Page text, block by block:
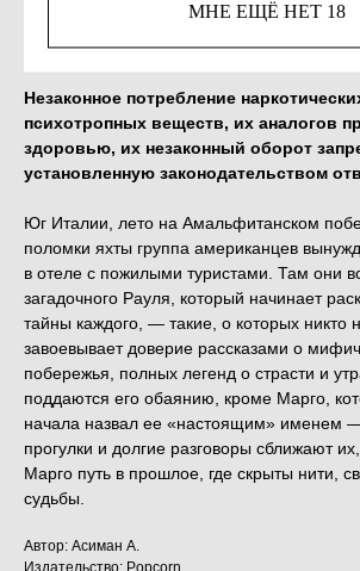
МНЕ ЕЩЁ НЕТ 18
Out of stock
Незаконное потребление
психотропных веществ, их аналогов
здоровью, их незаконный оборот
установленную законодательством
Юг Италии, лето на Амальфитанском
поломки яхты группа американцев
в отеле с пожилыми туристами. Там они
загадочного Рауля, который начинает
тайны каждого, — такие, о которых никто
завоевывает доверие рассказами о
побережья, полных легенд о страсти и
поддаются его обаянию, кроме Марго,
начала назвал ее «настоящим» именем
прогулки и долгие разговоры сближают
Марго путь в прошлое, где скрыты нити,
судьбы.
Автор: Асиман А.